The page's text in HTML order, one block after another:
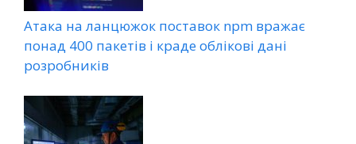
Атака на ланцюжок поставок npm вражає
понад 400 пакетів і краде облікові дані
розробників